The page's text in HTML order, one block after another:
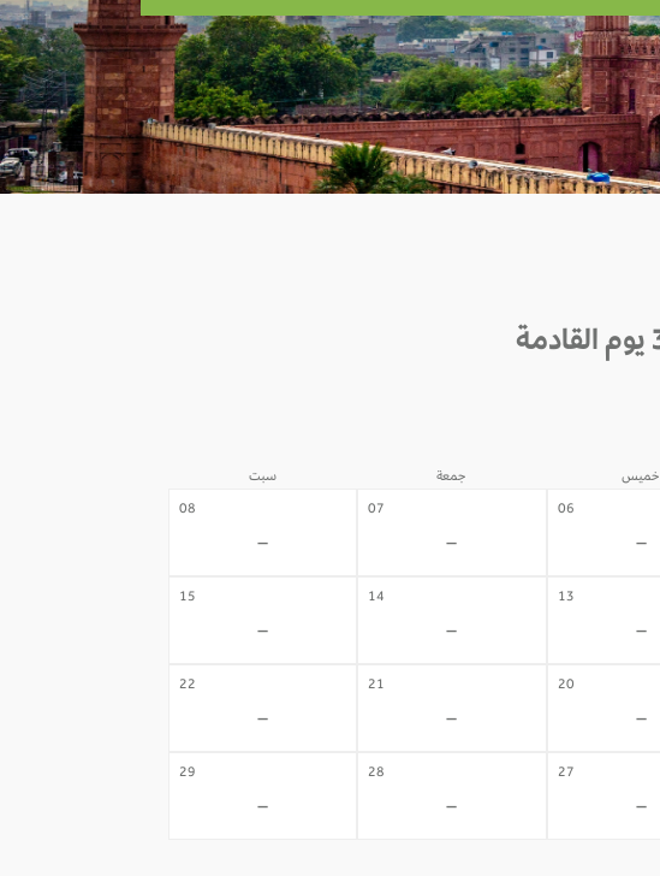
خميس جمعة سبت
06
-
07
-
08
-
13
-
14
-
15
-
20
-
21
-
22
-
27
-
28
-
29
-